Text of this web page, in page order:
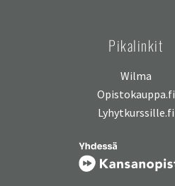
Pikalinkit
Wilma
Opistokauppa.fi
Lyhytkurssille.fi